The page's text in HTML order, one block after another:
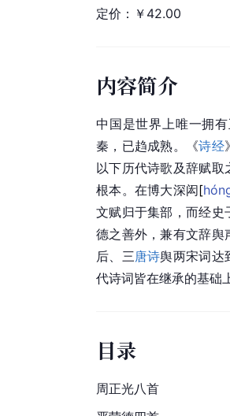
定价：￥42.00
内容简介
中国是世界上唯一拥
秦 ，已趋成熟。《诗经
以下历代诗歌及辞赋
根本。在博大深闳[
文赋归于集部，而经史
德之善外，兼有文辞舆
后、三唐诗舆两宋词达
代诗词皆在继承的基础
目录
周正光八首